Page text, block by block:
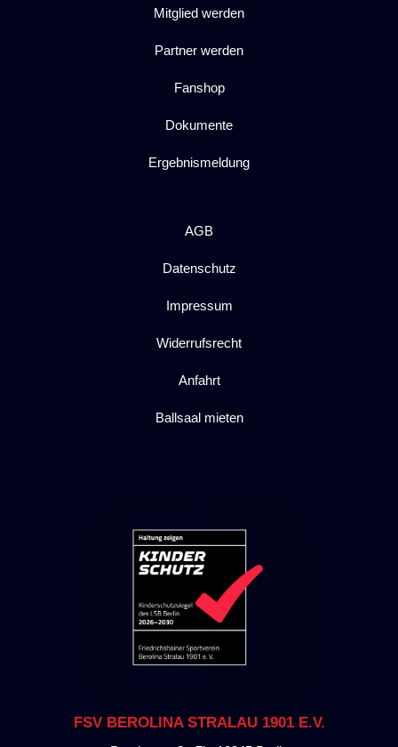
Mitglied werden
Partner werden
Fanshop
Dokumente
Ergebnismeldung
AGB
Datenschutz
Impressum
Widerrufsrecht
Anfahrt
Ballsaal mieten
FSV BEROLINA STRALAU 1901 E.V.